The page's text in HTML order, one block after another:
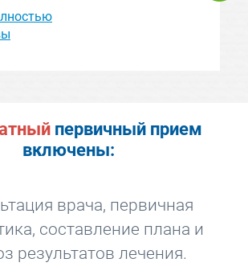
псориаза привела к
результату, Кроме
Всем желаю удачи!
первичный прием
включены:
врача, первичная
составление плана и
результатов лечения.